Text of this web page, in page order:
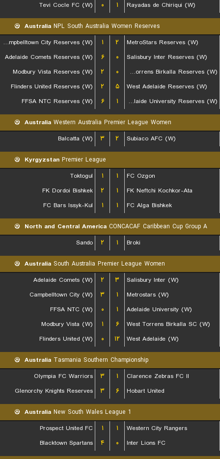
Tevi Cocle FC (W)
۰ ۱ Rayadas de Chiriqui (W)
Australia NPL South Australia Women Reserves
Campbelltown City Reserves (W)
۱ ۲
MetroStars Reserves (W)
Adelaide Comets Reserves (W)
۶ ۰
Salisbury Inter Reserves (W)
Modbury Vista Reserves (W)
۲ ۰
West Torrens Birkalla Reserves (W)
Flinders United Reserves (W)
۲ ۵
West Adelaide Reserves (W)
FFSA NTC Reserves (W)
۶ ۱ Adelaide University Reserves (W)
Australia Western Australia Premier League Women
Balcatta (W)
۳ ۲ Subiaco AFC (W)
Kyrgyzstan Premier League
Toktogul
۱ ۱
FC Ozgon
FK Dordoi Bishkek
۲ ۱
FK Neftchi Kochkor-Ata
FC Bars Issyk-Kul
۱ ۱ FC Alga Bishkek
North and Central America CONCACAF Caribbean Cup Group A
Sando
۲ ۱ Broki
Australia South Australia Premier League Women
Adelaide Comets (W)
۲ ۳
Salisbury Inter (W)
Campbelltown City (W)
۳ ۱
Metrostars (W)
FFSA NTC (W)
۰ ۱
Adelaide University (W)
Modbury Vista (W)
۱ ۶
West Torrens Birkalla SC (W)
Flinders United (W)
۰ ۱۲ West Adelaide (W)
Australia Tasmania Southern Championship
Olympia FC Warriors
۳ ۱
Clarence Zebras FC II
Glenorchy Knights Reserves
۳ ۶ Hobart United
Australia New South Wales League 1
Prospect United FC
۱ ۱
Western City Rangers
Blacktown Spartans
۴ ۰ Inter Lions FC